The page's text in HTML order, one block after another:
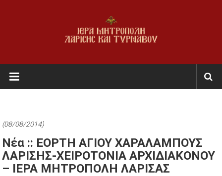
Ι.Μ.
Λαρίσης
Τυρνάβου
Εκκλησία
της
Ελλάδος
(08/08/2014)
Νέα :: ΕΟΡΤΗ ΑΓΙΟΥ ΧΑΡΑΛΑΜΠΟΥΣ
ΛΑΡΙΣΗΣ-XEIΡΟΤΟΝΙΑ ΑΡΧΙΔΙΑΚΟΝΟΥ
– ΙΕΡΑ ΜΗΤΡΟΠΟΛΗ ΛΑΡΙΣΑΣ